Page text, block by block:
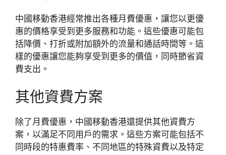
中國移動香港經常推出各種月費優惠，讓您以更優
惠的價格享受到更多服務和功能。這些優惠可能包
括降價、打折或附加額外的流量和通話時間等。這
樣的優惠讓您能夠享受到更多的價值，同時節省資
費支出。
其他資費方案
除了月費優惠，中國移動香港還提供其他資費方
案，以滿足不同用戶的需求。這些方案可能包括不
同時段的特惠費率、不同地區的特殊資費以及特定